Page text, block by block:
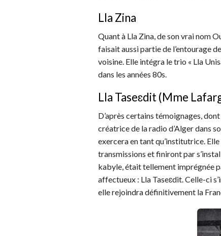
Lla Zina
Quant à Lla Zina, de son vrai nom
faisait aussi partie de l’entourage
voisine. Elle intégra le trio « Lla
dans les années 80s.
Lla Taseɛdit (Mme
D’après certains témoignages,
créatrice de la radio d’Alger dans
exercera en tant qu’institutrice.
transmissions et finiront par
kabyle, était tellement imprégnée
affectueux : Lla Taseɛdit. Celle-ci
elle rejoindra définitivement la